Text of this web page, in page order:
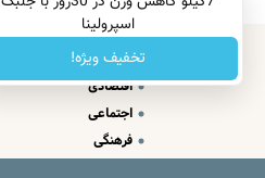
اسپرولینا
تخفیف ویژه!
سیاسی
اقتصادی
اجتماعی
فرهنگی